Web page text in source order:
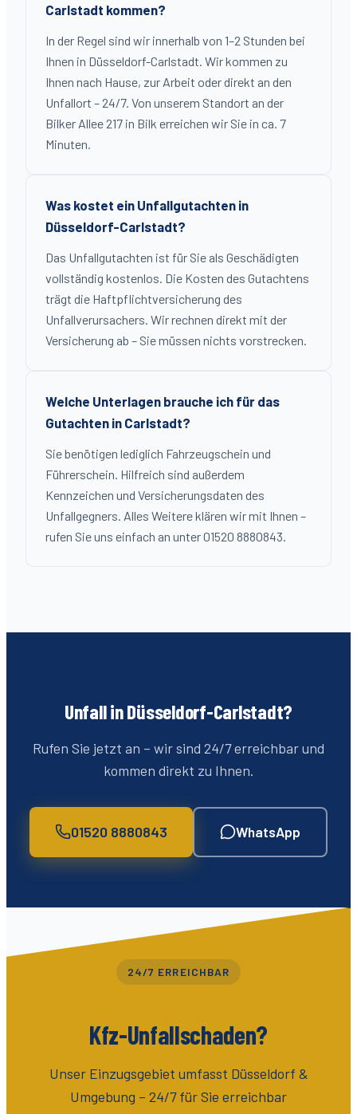
Carlstadt kommen?
In der Regel sind wir innerhalb von 1–2 Stunden bei
Ihnen in Düsseldorf-Carlstadt. Wir kommen zu
Ihnen nach Hause, zur Arbeit oder direkt an den
Unfallort – 24/7. Von unserem Standort an der
Bilker Allee 217 in Bilk erreichen wir Sie in ca. 7
Minuten.
Was kostet ein Unfallgutachten in
Düsseldorf-Carlstadt?
Das Unfallgutachten ist für Sie als Geschädigten
vollständig kostenlos. Die Kosten des Gutachtens
trägt die Haftpflichtversicherung des
Unfallverursachers. Wir rechnen direkt mit der
Versicherung ab – Sie müssen nichts vorstrecken.
Welche Unterlagen brauche ich für das
Gutachten in Carlstadt?
Sie benötigen lediglich Fahrzeugschein und
Führerschein. Hilfreich sind außerdem
Kennzeichen und Versicherungsdaten des
Unfallgegners. Alles Weitere klären wir mit Ihnen –
rufen Sie uns einfach an unter 01520 8880843.
Unfall in Düsseldorf-Carlstadt?
Rufen Sie jetzt an – wir sind 24/7 erreichbar und
kommen direkt zu Ihnen.
01520 8880843 WhatsApp
24/7 ERREICHBAR
Kfz-Unfallschaden?
Unser Einzugsgebiet umfasst Düsseldorf &
Umgebung – 24/7 für Sie erreichbar